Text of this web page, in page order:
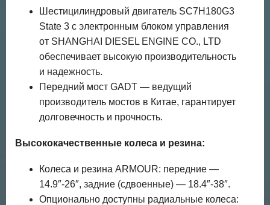
Шестицилиндровый двигатель SC7H180G3
State 3 с электронным блоком управления
от SHANGHAI DIESEL ENGINE CO., LTD
обеспечивает высокую производительность
и надежность.
Передний мост GADT — ведущий
производитель мостов в Китае, гарантирует
долговечность и прочность.
Высококачественные колеса и резина:
Колеса и резина ARMOUR: передние —
14.9″-26″, задние (сдвоенные) — 18.4″-38″.
Опционально доступны радиальные колеса: